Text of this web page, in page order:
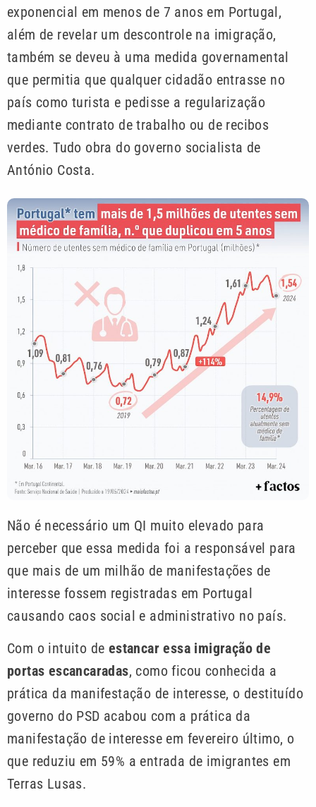
exponencial em menos de 7 anos em Portugal,
além de revelar um descontrole na imigração,
também se deveu à uma medida governamental
que permitia que qualquer cidadão entrasse no
país como turista e pedisse a regularização
mediante contrato de trabalho ou de recibos
verdes. Tudo obra do governo socialista de
António Costa.
Não é necessário um QI muito elevado para
perceber que essa medida foi a responsável para
que mais de um milhão de manifestações de
interesse fossem registradas em Portugal
causando caos social e administrativo no país.
Com o intuito de estancar essa imigração de
portas escancaradas, como ficou conhecida a
prática da manifestação de interesse, o destituído
governo do PSD acabou com a prática da
manifestação de interesse em fevereiro último, o
que reduziu em 59% a entrada de imigrantes em
Terras Lusas.